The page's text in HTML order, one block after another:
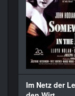
Im Netz der